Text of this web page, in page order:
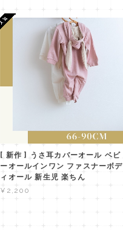
[ 新作 ] うさ耳カバーオール ベビ
ーオールインワン ファスナーボデ
ィオール 新生児 楽ちん
¥2,200